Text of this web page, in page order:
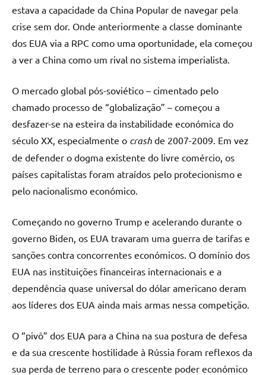
estava a capacidade da China Popular de navegar pela
crise sem dor. Onde anteriormente a classe dominante
dos EUA via a RPC como uma oportunidade, ela começou
a ver a China como um rival no sistema imperialista.
O mercado global pós-soviético – cimentado pelo
chamado processo de “globalização” – começou a
desfazer-se na esteira da instabilidade económica do
século XX, especialmente o crash de 2007-2009. Em vez
de defender o dogma existente do livre comércio, os
países capitalistas foram atraídos pelo protecionismo e
pelo nacionalismo económico.
Começando no governo Trump e acelerando durante o
governo Biden, os EUA travaram uma guerra de tarifas e
sanções contra concorrentes económicos. O domínio dos
EUA nas instituições financeiras internacionais e a
dependência quase universal do dólar americano deram
aos líderes dos EUA ainda mais armas nessa competição.
O “pivô” dos EUA para a China na sua postura de defesa
e da sua crescente hostilidade à Rússia foram reflexos da
sua perda de terreno para o crescente poder económico